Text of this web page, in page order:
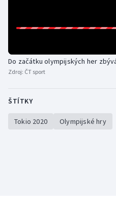
Do začátku olympijských her
Zdroj: ČT sport
ŠTÍTKY
Tokio 2020 Olympijské hry